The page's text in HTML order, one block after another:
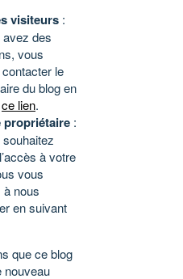
visiteurs :
des
vous
le
du blog en
ce lien.
propriétaire :
à votre
vous
à nous
en suivant
que ce blog
nouveau